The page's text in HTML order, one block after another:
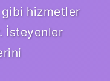
hizmetler
İsteyenler